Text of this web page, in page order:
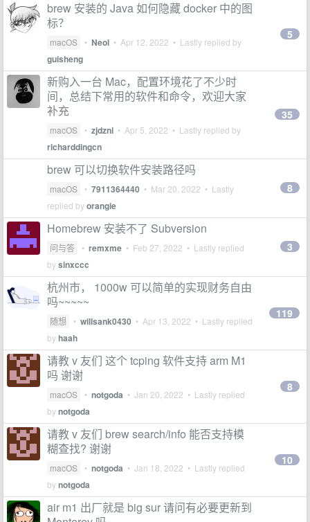
brew 安装的 Java 如何隐藏 docker 中的图
标？
macOS • Neol • Apr 12, 2022 • Lastly replied by
guisheng
5
新购入一台 Mac，配置环境花了不少时
间，总结下常用的软件和命令，欢迎大家
补充
macOS • zjdznl • Apr 5, 2022 • Lastly replied by
richarddingcn
35
brew 可以切换软件安装路径吗
macOS • 7911364440 • Mar 20, 2022 • Lastly
replied byorangie
8
Homebrew 安装不了 Subversion
问与答 • remxme • Feb 27, 2022 • Lastly replied
bysinxccc
3
杭州市， 1000w 可以简单的实现财务自由
吗~~~~~
随想 • willsank0430 • Apr 13, 2022 • Lastly replied
byhaah
119
请教 v 友们 这个 tcping 软件支持 arm M1
吗 谢谢
macOS • notgoda • Jan 20, 2022 • Lastly replied
bynotgoda
8
请教 v 友们 brew search/info 能否支持模
糊查找? 谢谢
macOS • notgoda • Jan 18, 2022 • Lastly replied
bynotgoda
10
air m1 出厂就是 big sur 请问有必要更新到